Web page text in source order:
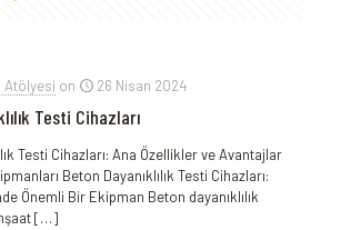
Atölyesi on 26 Nisan 2024
Testi Cihazları
Testi Cihazları: Ana Özellikler ve Avantajlar
Beton Dayanıklılık Testi Cihazları:
Önemli Bir Ekipman Beton dayanıklılık
[…]